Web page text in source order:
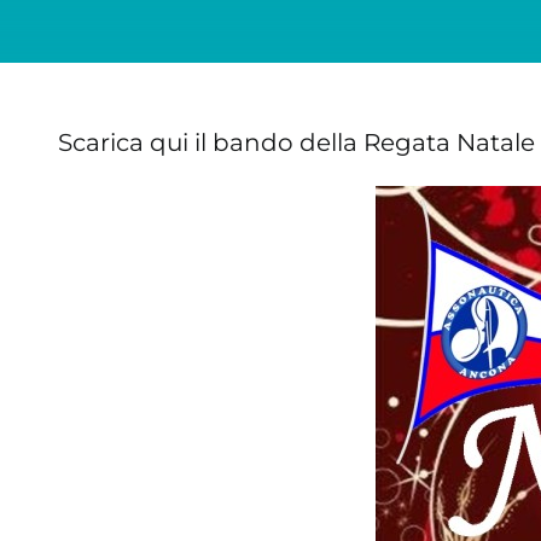
Scarica qui il bando della Regata Natale